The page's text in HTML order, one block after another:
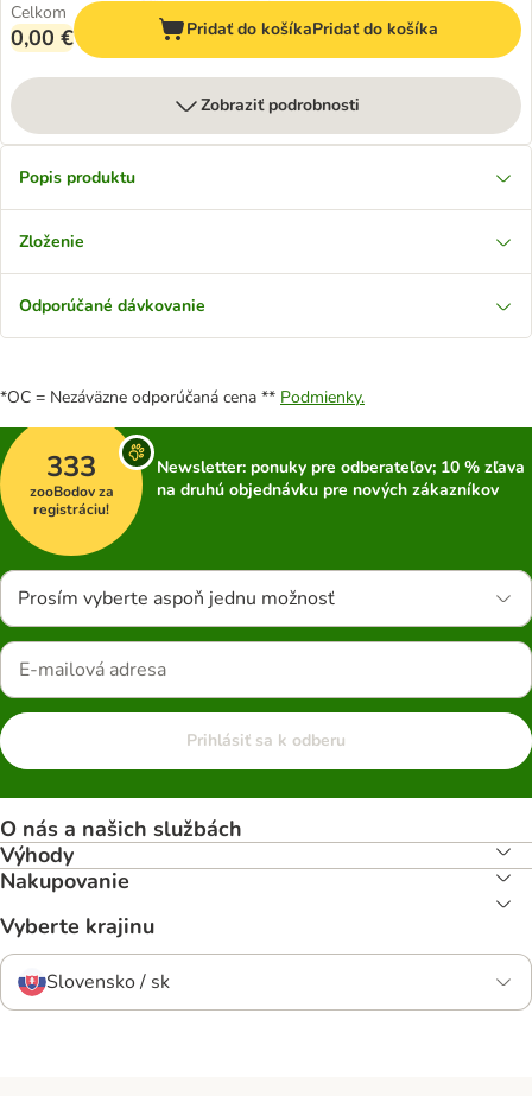
Celkom
0,00 € Pridať do košíkaPridať do košíka
Zobraziť podrobnosti
Popis produktu
Zloženie
Odporúčané dávkovanie
*OC = Nezáväzne odporúčaná cena ** Podmienky.
333
zooBodov za
registráciu!
Newsletter: ponuky pre odberateľov; 10 % zľava
na druhú objednávku pre nových zákazníkov
Prosím vyberte aspoň jednu možnosť
Prihlásiť sa k odberu
O nás a našich službách
Výhody
Nakupovanie
Vyberte krajinu
Slovensko / sk